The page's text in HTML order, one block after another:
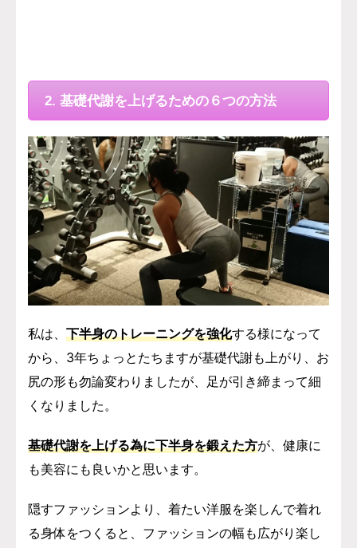
2. 基礎代謝を上げるための６つの方法
私は、 下半身のトレーニングを強化する様になって
から、3年ちょっとたちますが基礎代謝も上がり、 お
尻の形も勿論変わりましたが、足が引き締まって細
くなりました。
基礎代謝を上げる為に下半身を鍛えた方が、健康に
も美容にも良いかと思います。
隠すファッションより、着たい洋服を楽しんで着れ
る身体をつくると、ファッションの幅も広がり楽し